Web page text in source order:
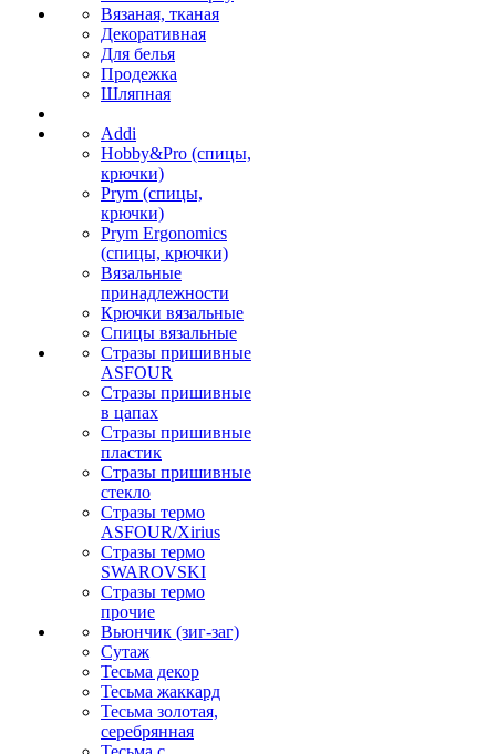
Вязаная, тканая
Декоративная
Для белья
Продежка
Шляпная
Addi
Hobby&Pro (спицы,
крючки)
Prym (спицы,
крючки)
Prym Ergonomics
(спицы, крючки)
Вязальные
принадлежности
Крючки вязальные
Спицы вязальные
Стразы пришивные
ASFOUR
Стразы пришивные
в цапах
Стразы пришивные
пластик
Стразы пришивные
стекло
Стразы термо
ASFOUR/Xirius
Стразы термо
SWAROVSKI
Стразы термо
прочие
Вьюнчик (зиг-заг)
Сутаж
Тесьма декор
Тесьма жаккард
Тесьма золотая,
серебрянная